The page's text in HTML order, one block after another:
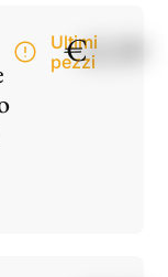
Ultimi
pezzi
€42,00